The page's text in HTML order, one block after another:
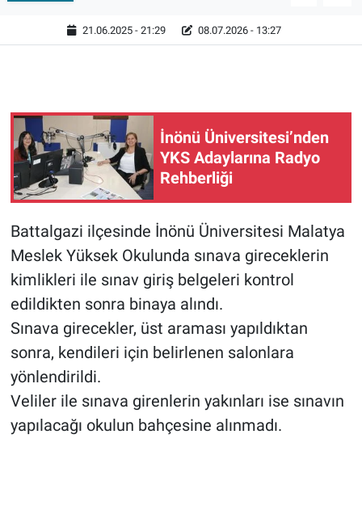
21.06.2025 - 21:29 08.07.2026 - 13:27
İnönü Üniversitesi’nden
YKS Adaylarına Radyo
Rehberliği
Battalgazi ilçesinde İnönü Üniversitesi Malatya
Meslek Yüksek Okulunda sınava gireceklerin
kimlikleri ile sınav giriş belgeleri kontrol
edildikten sonra binaya alındı.
Sınava girecekler, üst araması yapıldıktan
sonra, kendileri için belirlenen salonlara
yönlendirildi.
Veliler ile sınava girenlerin yakınları ise sınavın
yapılacağı okulun bahçesine alınmadı.